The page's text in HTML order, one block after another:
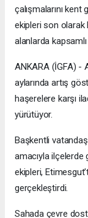
çalışmalarını kent
ekipleri son olarak
alanlarda
ANKARA (İGFA) -
aylarında artış
haşerelere karşı
yürütüyor.
Başkentli
amacıyla
ekipleri,
gerçekleştirdi.
Sahada çevre